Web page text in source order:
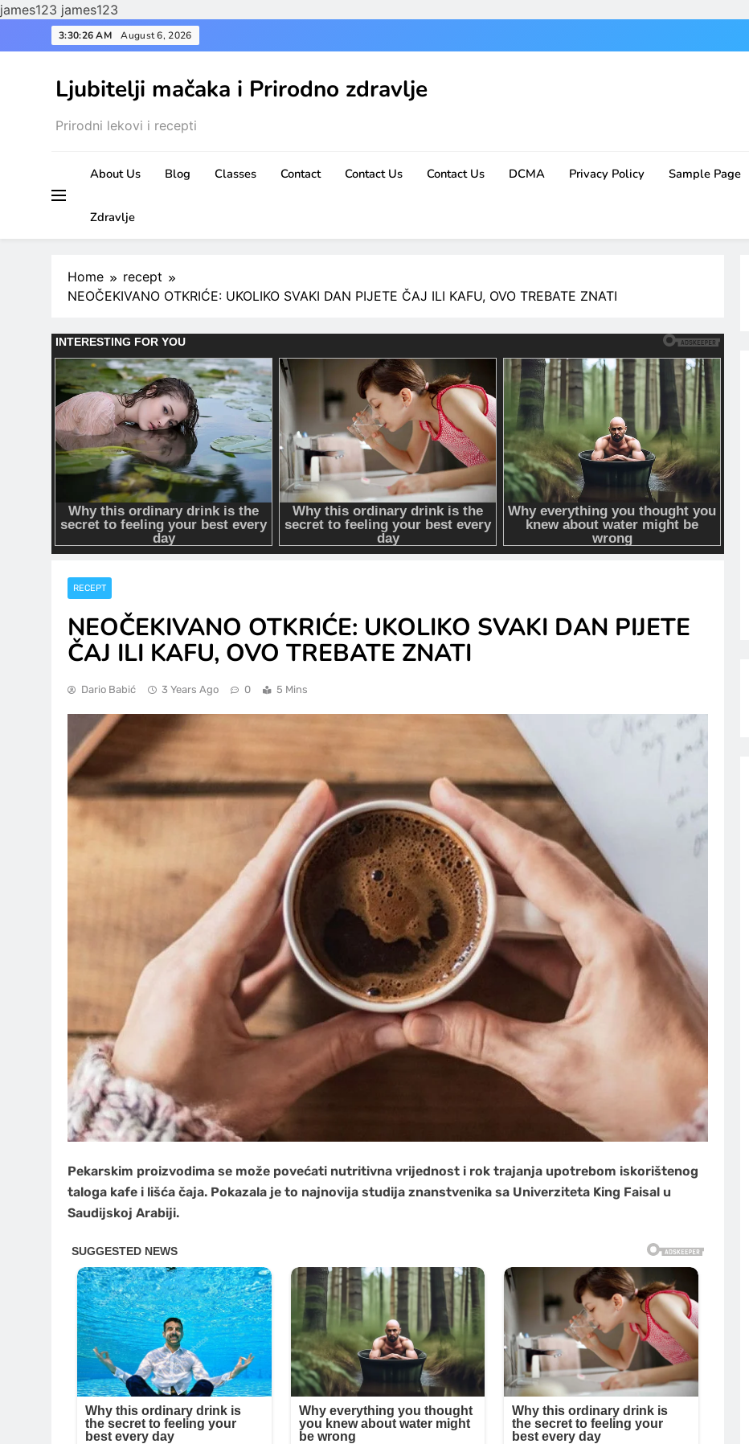
james123 james123
to
3:30:27 AM August 6, 2026
Ljubitelji mačaka i Prirodno zdravlje
Prirodni lekovi i recepti
About Us Blog Classes Contact Contact Us Contact Us DCMA Privacy Policy Sample Page
Zdravlje
Home
recept
NEOČEKIVANO OTKRIĆE: UKOLIKO SVAKI DAN PIJETE ČAJ ILI KAFU, OVO TREBATE ZNATI
RECEPT
NEOČEKIVANO OTKRIĆE: UKOLIKO SVAKI DAN PIJETE
ČAJ ILI KAFU, OVO TREBATE ZNATI
Dario Babić 3 Years Ago 0 5 Mins
Pekarskim proizvodima se može povećati nutritivna vrijednost i rok trajanja upotrebom iskorištenog
taloga kafe i lišća čaja. Pokazala je to najnovija studija znanstvenika sa Univerziteta King Faisal u
Saudijskoj Arabiji.